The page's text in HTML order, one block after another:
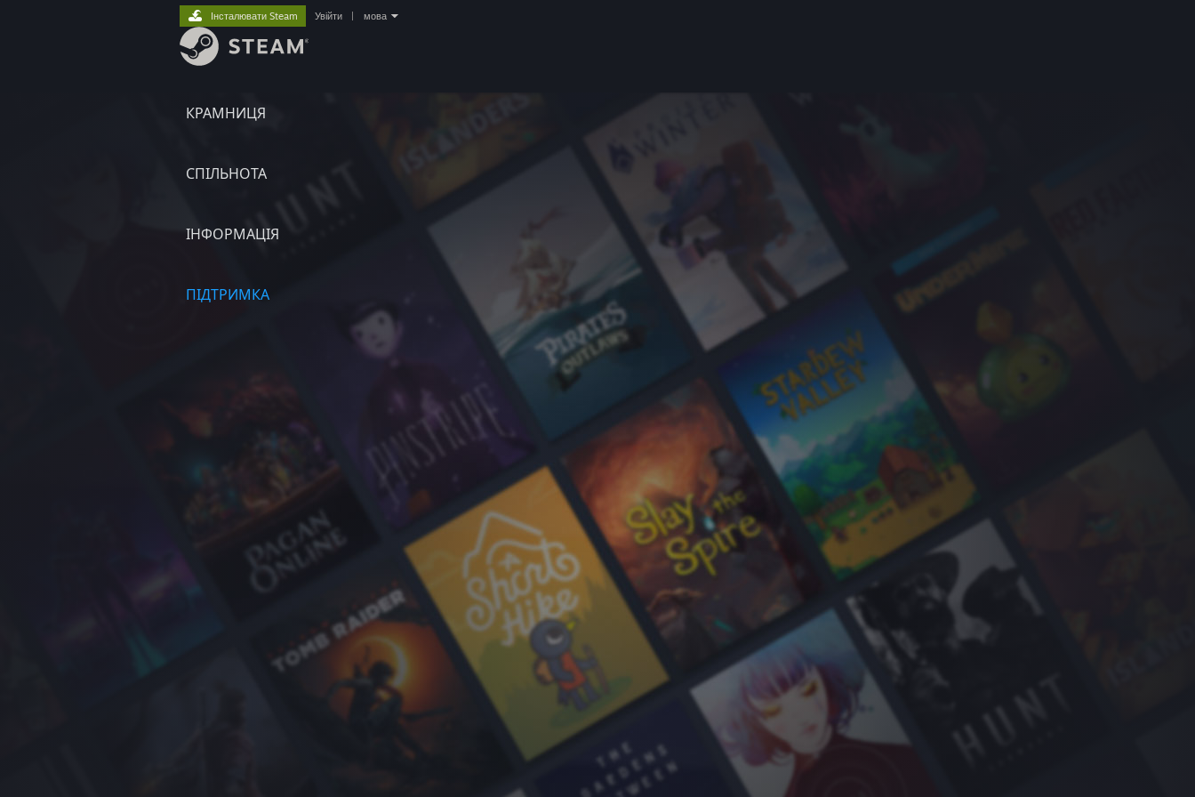
КРАМНИЦЯ
СПІЛЬНОТА
ІНФОРМАЦІЯ
ПІДТРИМКА
Інсталювати Steam Увійти мова